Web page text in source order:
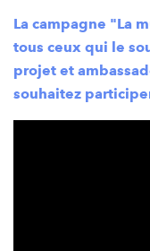
La campagne "La
tous ceux qui le
projet et
souhaitez